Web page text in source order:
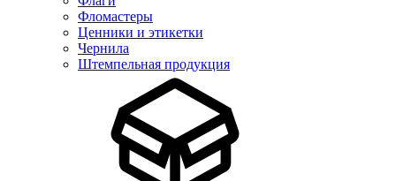
Фломастеры
Ценники и этикетки
Чернила
Штемпельная продукция